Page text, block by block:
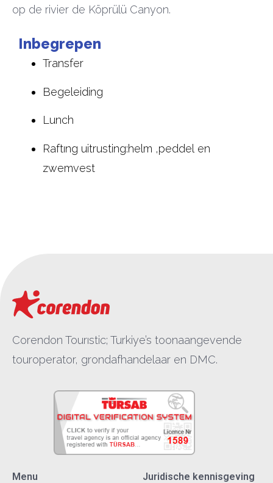
op de rivier de Köprülü Canyon.
Inbegrepen
Transfer
Begeleiding
Lunch
Raftıng uitrusting:helm ,peddel en
zwemvest
Corendon Tourıstic; Turkiye’s toonaangevende
touroperator, grondafhandelaar en DMC.
Menu Juridische kennisgeving